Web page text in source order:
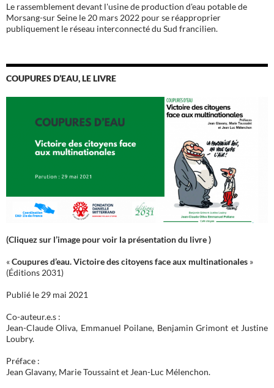
Le rassemblement devant l'usine de production d'eau potable de
Morsang-sur Seine le 20 mars 2022 pour se réapproprier
publiquement le réseau interconnecté du Sud francilien.
COUPURES D’EAU, LE LIVRE
(Cliquez sur l’image pour voir la présentation du livre )
«Coupures d’eau. Victoire des citoyens face aux multinationales »
(Éditions 2031)
Publié le 29 mai 2021
Co-auteur.e.s :
Jean-Claude Oliva, Emmanuel Poilane, Benjamin Grimont et Justine
Loubry.
Préface :
Jean Glavany, Marie Toussaint et Jean-Luc Mélenchon.